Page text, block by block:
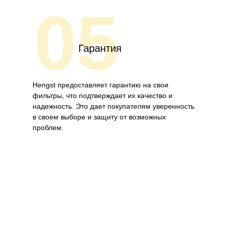
05
Гарантия
Hengst предоставляет гарантию на свои
фильтры, что подтверждает их качество и
надежность. Это дает покупателям уверенность
в своем выборе и защиту от возможных
проблем.